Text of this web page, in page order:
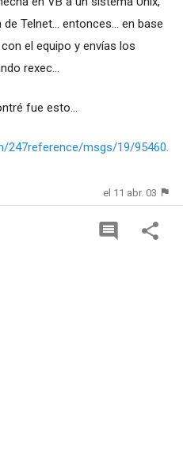
Telnet... entonces... en base
el equipo y envías los
rexec...
fue esto...
247reference/msgs/19/95460.
el 11 abr. 03